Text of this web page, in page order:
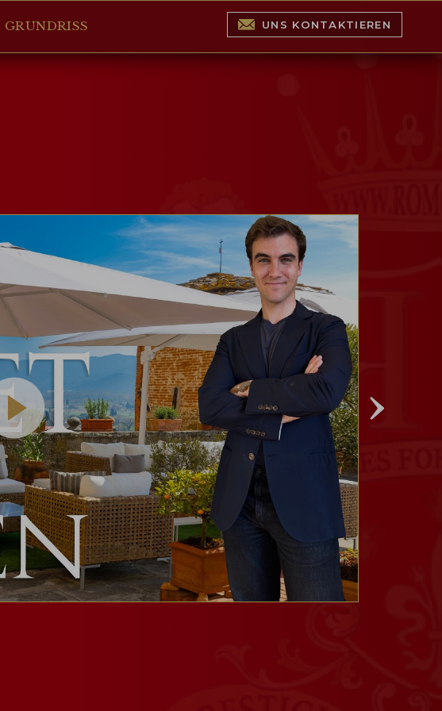
GRUNDRISS UNS KONTAKTIEREN